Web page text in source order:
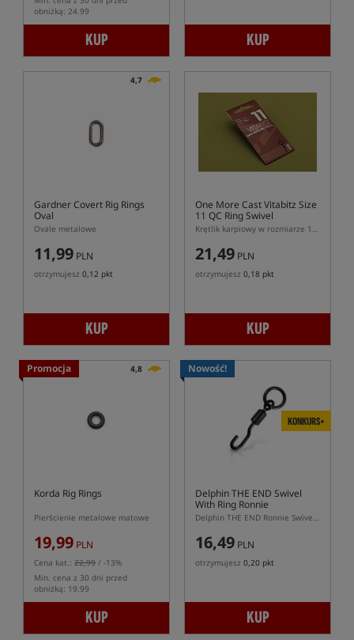
obniżką: 24.99
KUP KUP
4,7
Gardner Covert Rig Rings
Oval
Ovale metalowe
11,99 PLN
otrzymujesz 0,12 pkt
KUP
One More Cast Vitabitz Size
11 QC Ring Swivel
Krętlik karpiowy w rozmiarze 11 z kółeczkiem i szybkozłączem
21,49 PLN
otrzymujesz 0,18 pkt
KUP
Promocja 4,8
Korda Rig Rings
Pierścienie metalowe matowe
19,99 PLN
Cena kat.: 22,99 / -13%
Min. cena z 30 dni przed
obniżką: 19.99
KUP
Nowość!
KONKURS+
Delphin THE END Swivel
With Ring Ronnie
Delphin THE END Ronnie Swivel With Ring – krętlik karpiowy do Ronnie Rig
16,49 PLN
otrzymujesz 0,20 pkt
KUP